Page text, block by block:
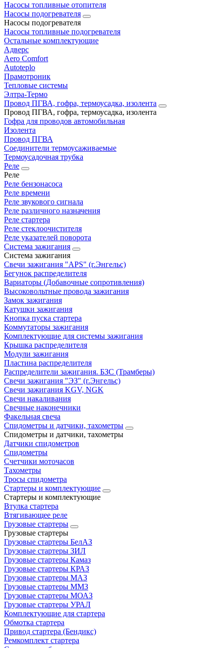
Насосы топливные отопителя
Насосы подогревателя
Насосы подогревателя
Насосы топливные подогревателя
Остальные комплектующие
Адверс
Aero Comfort
Autoteplo
Прамотроник
Тепловые системы
Элтра-Термо
Провод ПГВА, гофра, термоусадка, изолента
Провод ПГВА, гофра, термоусадка, изолента
Гофра для проводов автомобильная
Изолента
Провод ПГВА
Соединители термоусаживаемые
Термоусадочная трубка
Реле
Реле
Реле бензонасоса
Реле времени
Реле звукового сигнала
Реле различного назначения
Реле стартера
Реле стеклоочистителя
Реле указателей поворота
Система зажигания
Система зажигания
Свечи зажигания "APS" (г.Энгельс)
Бегунок распределителя
Вариаторы (Добавочные сопротивления)
Высоковольтные провода зажигания
Замок зажигания
Катушки зажигания
Кнопка пуска стартера
Коммутаторы зажигания
Комплектующие для системы зажигания
Крышка распределителя
Модули зажигания
Пластина распределителя
Распределители зажигания. БЗС (Трамберы)
Свечи зажигания "ЭЗ" (г.Энгельс)
Свечи зажигания KGV, NGK
Свечи накаливания
Свечные наконечники
Факельная свеча
Спидометры и датчики, тахометры
Спидометры и датчики, тахометры
Датчики спидометров
Спидометры
Счетчики моточасов
Тахометры
Тросы спидометра
Стартеры и комплектующие
Стартеры и комплектующие
Втулка стартера
Втягивающее реле
Грузовые стартеры
Грузовые стартеры
Грузовые стартеры БелАЗ
Грузовые стартеры ЗИЛ
Грузовые стартеры Камаз
Грузовые стартеры КРАЗ
Грузовые стартеры МАЗ
Грузовые стартеры ММЗ
Грузовые стартеры МОАЗ
Грузовые стартеры УРАЛ
Комплектующие для стартера
Обмотка стартера
Привод стартера (Бендикс)
Ремкомплект стартера